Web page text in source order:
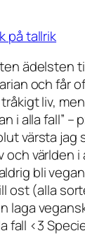
på tallrik
ädelsten
och får
liv,
i alla fall” –
värsta jag
och världen i
bli
ost (alla
laga
fall <3